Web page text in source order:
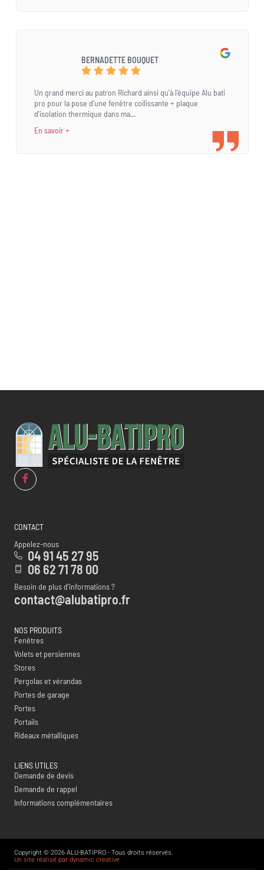
BERNADETTE BOUQUET
Un grand merci au patron Richard ainsi qu'à l'équipe Alu bati
pro pour la pose d'une fenêtre coilissante + plaque
d'isolation thermique dans ma...
En savoir +
CONTACT
Appelez-nous
04 91 45 27 95
06 62 71 78 00
Besoin de plus d’informations ?
contact@alubatipro.fr
NOS PRODUITS
Fenêtres
Volets et persiennes
Stores
Pergolas et vérandas
Portes de garage
Portes
Portails
Rideaux métalliques
LIENS UTILES
Demande de devis
Demande de rappel
Informations complémentaires
Copyright © 2026 ALU-BATIPRO - Tous droits réservés.
Un site réalisé par dynamic creative